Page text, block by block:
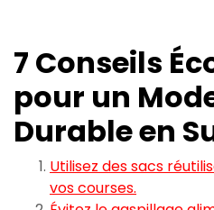
7 Conseils
pour un
Durable en
Utilisez des sacs
vos courses.